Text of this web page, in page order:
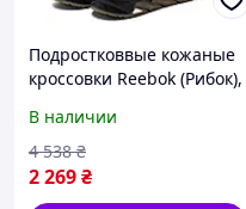
Подростковвые кожаные
кроссовки Reebok (Рибок),
черные, кеды. Мужская
обувь
В наличии
2 269₴
4 538 ₴